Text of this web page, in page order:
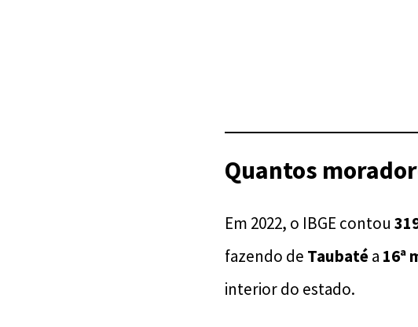
Quantos
Em 2022, o IBGE contou
fazendo de Taubatéa 16ª
interior do estado.